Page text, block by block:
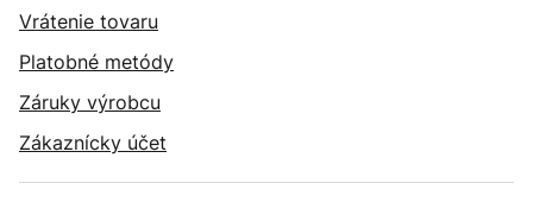
Vrátenie tovaru
Platobné metódy
Záruky výrobcu
Zákaznícky účet